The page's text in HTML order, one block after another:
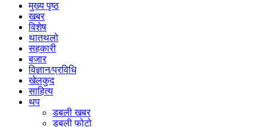
मुख्य पृष्ठ
खबर
विशेष
थातथलो
सहकारी
बजार
विज्ञान/प्रविधि
खेलकुद
साहित्य
थप
डबली खबर
डबली फोटो